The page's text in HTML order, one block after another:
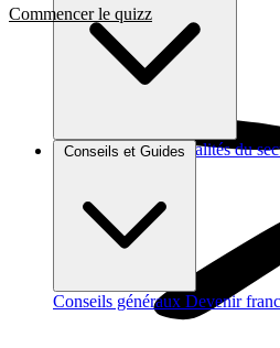
Brèves et actus Actualités du
Conseils et Guides
Conseils généraux Devenir
Commencer le quizz